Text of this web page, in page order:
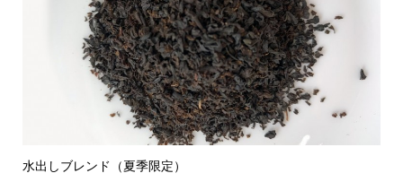
水出しブレンド（夏季限定）